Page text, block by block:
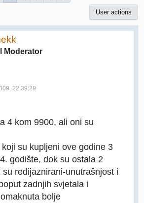
User actions
Moderator
22:39:29
4 kom 9900, ali oni su
su kupljeni ove godine 3
godište, dok su ostala 2
redijaznirani-unutrašnjost i
zadnjih svjetala i
bolje